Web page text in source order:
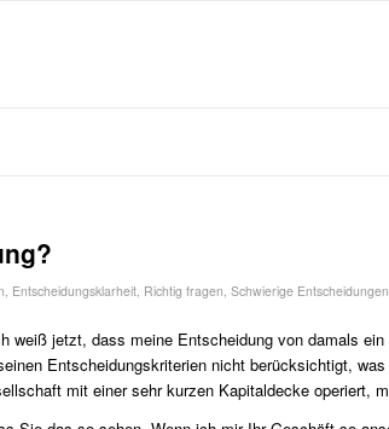
, Entscheidungsklarheit, Richtig fragen, Schwierige Entscheidungen
weiß jetzt, dass meine Entscheidung von damals
Entscheidungskriterien nicht berücksichtigt,
mit einer sehr kurzen Kapitaldecke operiert,